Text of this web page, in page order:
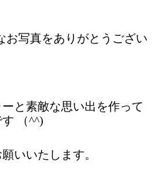
お写真をありがとうござい
と素敵な思い出を作って
（^^)
いいたします。